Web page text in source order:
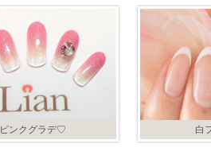
ピンクグラデ♡ 白